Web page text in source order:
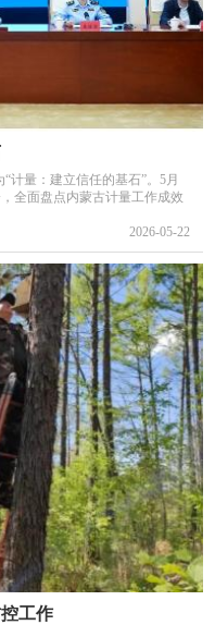
计量：建立信任的基石”。5月
全面盘点内蒙古计量工作成效
2026-05-22
工作